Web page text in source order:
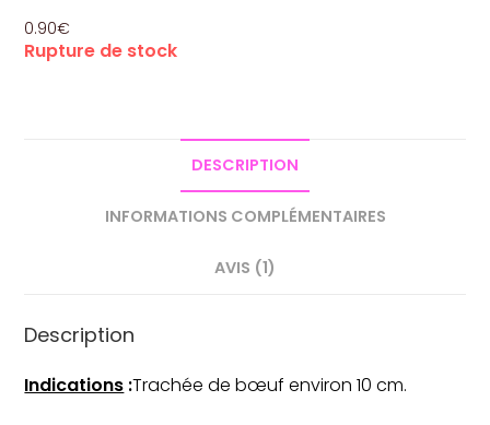
sur 5
basé sur
0.90€
Rupture de stock
DESCRIPTION
INFORMATIONS COMPLÉMENTAIRES
AVIS (1)
Description
Indications :Trachée de bœuf environ 10 cm.